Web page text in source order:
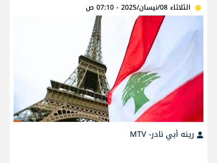
الثلاثاء 08/نيسان/2025 - 07:10 ص
رينه أبي نادر- MTV